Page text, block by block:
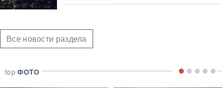
Все новости раздела
topФОТО